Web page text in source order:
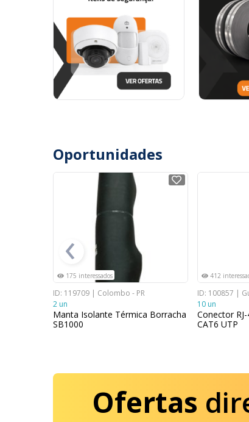
Oportunidades
175 interessados
ID: 119709 | Colombo - PR
2 un
Manta Isolante Térmica Borracha
SB1000
412
ID: 100857 |
10 un
Conector
CAT6 UTP
‹
Ofertas